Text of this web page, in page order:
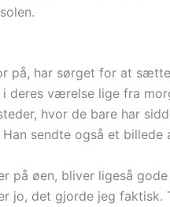
på, har sørget for at
deres værelse lige fra
hvor de bare har
sendte også et
på øen, bliver ligeså
jo, det gjorde jeg